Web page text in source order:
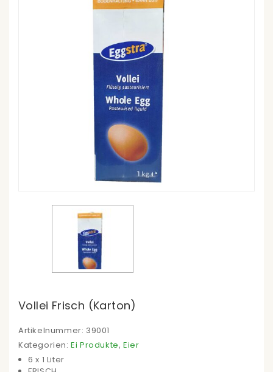
Vollei Frisch (Karton)
Artikelnummer: 39001
Kategorien:Ei Produkte,Eier
6 x 1 Liter